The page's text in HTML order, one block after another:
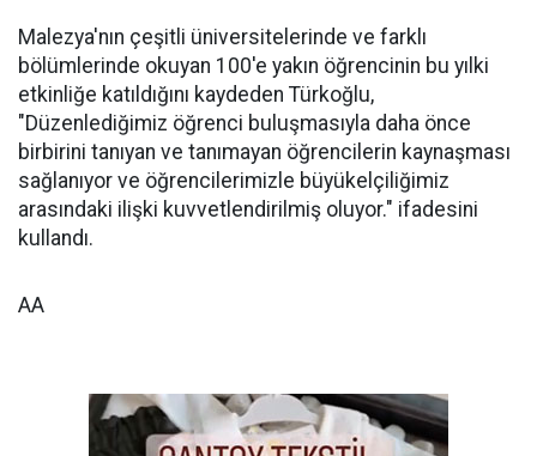
Malezya'nın çeşitli üniversitelerinde ve farklı
bölümlerinde okuyan 100'e yakın öğrencinin bu yılki
etkinliğe katıldığını kaydeden Türkoğlu,
"Düzenlediğimiz öğrenci buluşmasıyla daha önce
birbirini tanıyan ve tanımayan öğrencilerin kaynaşması
sağlanıyor ve öğrencilerimizle büyükelçiliğimiz
arasındaki ilişki kuvvetlendirilmiş oluyor." ifadesini
kullandı.
AA